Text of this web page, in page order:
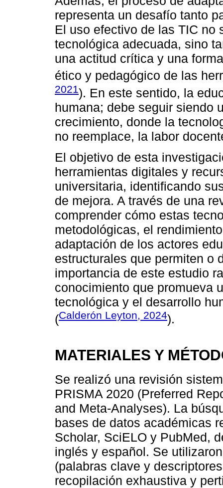
representa un desafío tanto
El uso efectivo de las TIC no
tecnológica adecuada, sino
una actitud crítica y una
ético y pedagógico de las
2021). En este sentido, la
humana; debe seguir siendo
crecimiento, donde la
no reemplace, la labor
El objetivo de esta
herramientas digitales y
universitaria, identificando
de mejora. A través de una
comprender cómo estas
metodológicas, el
adaptación de los actores
estructurales que permiten o
importancia de este estudio
conocimiento que promueva
tecnológica y el desarrollo
(Calderón Leyton, 2024).
MATERIALES Y
Se realizó una revisión
PRISMA 2020 (Preferred
and Meta-Analyses). La
bases de datos académicas
Scholar, SciELO y PubMed,
inglés y español. Se
(palabras clave y
recopilación exhaustiva y